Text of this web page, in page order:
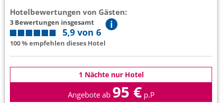
Hotelbewertungen von Gästen:
3 Bewertungen insgesamt
5,9 von 6
100 % empfehlen dieses Hotel
1 Nächte nur Hotel
Angebote ab 95 € p.P